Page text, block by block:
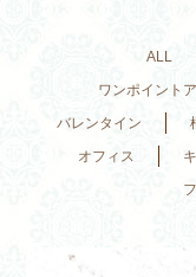
ALL
ワンポイント
バレンタイン
オフィス